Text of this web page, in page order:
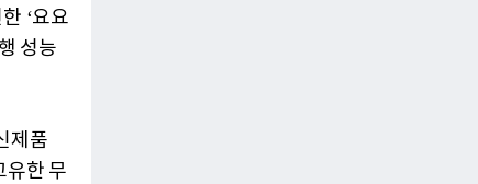
‘요요
성능
제품
유한 무